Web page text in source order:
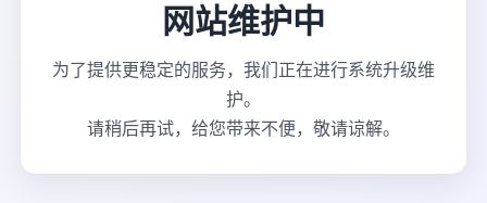
网站维护中
为了提供更稳定的服务，我们正在进行系统升级维
护。
请稍后再试，给您带来不便，敬请谅解。